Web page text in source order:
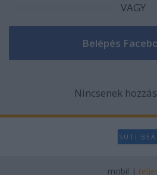
VAGY
Nincsenek
SÜTI
mobil |